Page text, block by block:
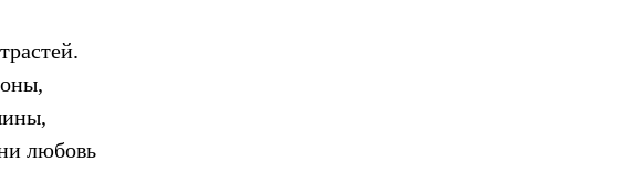
любовь